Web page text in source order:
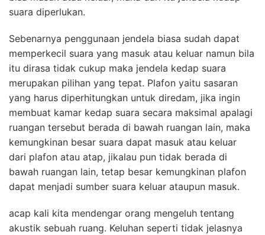
suara diperlukan.
Sebenarnya penggunaan jendela biasa sudah dapat
memperkecil suara yang masuk atau keluar namun bila
itu dirasa tidak cukup maka jendela kedap suara
merupakan pilihan yang tepat. Plafon yaitu sasaran
yang harus diperhitungkan untuk diredam, jika ingin
membuat kamar kedap suara secara maksimal apalagi
ruangan tersebut berada di bawah ruangan lain, maka
kemungkinan besar suara dapat masuk atau keluar
dari plafon atau atap, jikalau pun tidak berada di
bawah ruangan lain, tetap besar kemungkinan plafon
dapat menjadi sumber suara keluar ataupun masuk.
acap kali kita mendengar orang mengeluh tentang
akustik sebuah ruang. Keluhan seperti tidak jelasnya